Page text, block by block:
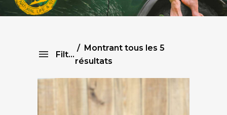
Filtre
Montrant tous les 5
résultats